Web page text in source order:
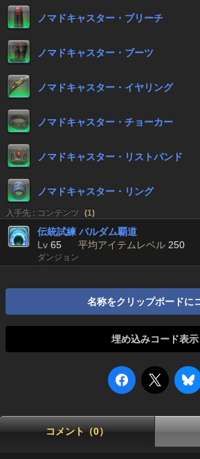
ノマドキャスター・ブリーチ
ノマドキャスター・ブーツ
ノマドキャスター・イヤリング
ノマドキャスター・チョーカー
ノマドキャスター・リストバンド
ノマドキャスター・リング
入手先 : コンテンツ (1)
伝統試練 バルダム覇道
Lv 65 平均アイテムレベル 250
ダンジョン
名称をクリップボードに
埋め込みコード表示
コメント（0）